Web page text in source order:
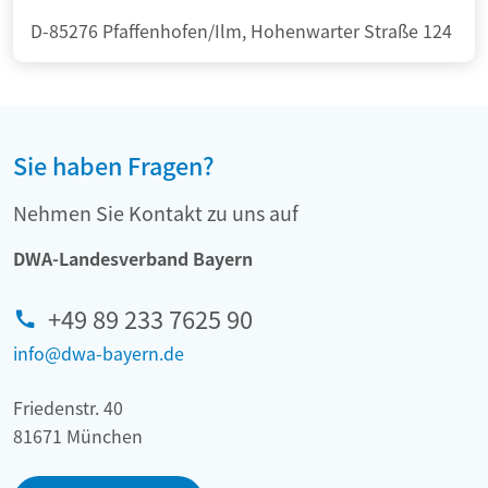
D-85276 Pfaffenhofen/Ilm, Hohenwarter Straße 124
Sie haben Fragen?
Nehmen Sie Kontakt zu uns auf
DWA-Landesverband Bayern
+49 89 233 7625 90
info@dwa-bayern.de
Friedenstr. 40
81671 München